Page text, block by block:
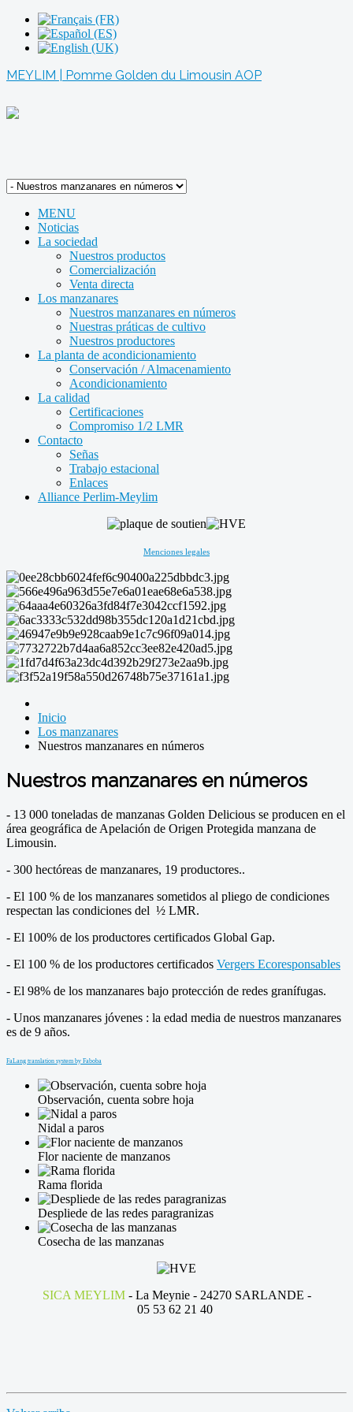
MEYLIM | Pomme Golden du Limousin AOP
MENU
Noticias
La sociedad
Nuestros productos
Comercialización
Venta directa
Los manzanares
Nuestros manzanares en números
Nuestras práticas de cultivo
Nuestros productores
La planta de acondicionamiento
Conservación / Almacenamiento
Acondicionamiento
La calidad
Certificaciones
Compromiso 1/2 LMR
Contacto
Señas
Trabajo estacional
Enlaces
Alliance Perlim-Meylim
Menciones legales
Inicio
Los manzanares
Nuestros manzanares en números
Nuestros manzanares en números
- 13 000 toneladas de manzanas Golden Delicious se producen en el
área geográfica de Apelación de Origen Protegida manzana de
Limousin.
- 300 hectóreas de manzanares, 19 productores..
- El 100 % de los manzanares sometidos al pliego de condiciones
respectan las condiciones del ½ LMR.
- El 100% de los productores certificados Global Gap.
- El 100 % de los productores certificados Vergers Ecoresponsables
- El 98% de los manzanares bajo protección de redes granífugas.
- Unos manzanares jóvenes : la edad media de nuestros manzanares
es de 9 años.
FaLang translation system by Faboba
Observación, cuenta sobre hoja
Nidal a paros
Flor naciente de manzanos
Rama florida
Despliede de las redes paragranizas
Cosecha de las manzanas
SICA MEYLIM- La Meynie - 24270 SARLANDE -
05 53 62 21 40